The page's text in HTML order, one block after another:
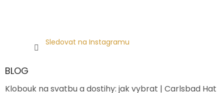
Sledovat na Instagramu
BLOG
Klobouk na svatbu a dostihy: jak vybrat | Carlsbad Hat